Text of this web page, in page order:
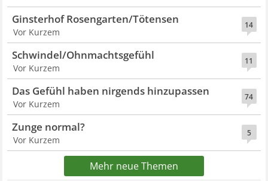
14
Ginsterhof Rosengarten/Tötensen
Vor Kurzem
11
Schwindel/Ohnmachtsgefühl
Vor Kurzem
74
Das Gefühl haben nirgends hinzupassen
Vor Kurzem
5
Zunge normal?
Vor Kurzem
Mehr neue Themen